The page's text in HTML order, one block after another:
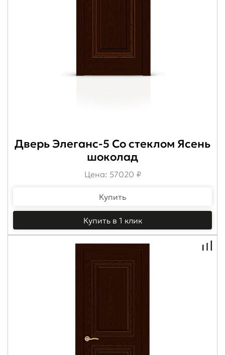
Дверь Элеганс-5 Со стеклом Ясень
шоколад
Цена: 57020 ₽
Купить
Купить в 1 клик